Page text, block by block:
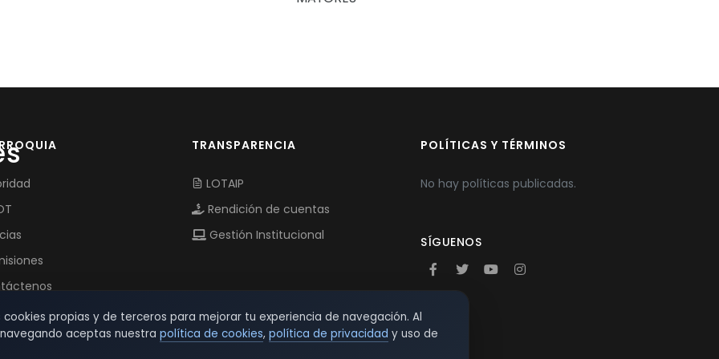
TRANSPARENCIA
LOTAIP
Rendición de cuentas
Gestión Institucional
POLÍTICAS Y TÉRMINOS
No hay políticas publicadas.
SÍGUENOS
cookies propias y de terceros para mejorar tu experiencia de navegación. Al
aceptas nuestra política de cookies, política de privacidad y uso de